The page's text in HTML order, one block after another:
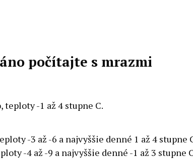
počítajte s mrazmi
teploty -1 až 4 stupne C.
-3 až -6 a najvyššie denné 1 až 4 stupne
-4 až -9 a najvyššie denné -1 až 3 stupne